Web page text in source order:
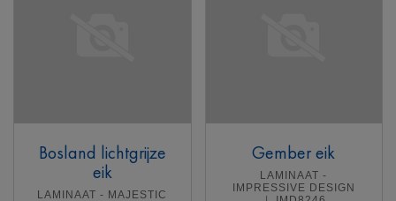
Bosland lichtgrijze
eik
LAMINAAT - MAJESTIC
Gember eik
LAMINAAT -
IMPRESSIVE DESIGN